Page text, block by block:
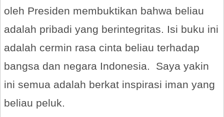
oleh Presiden membuktikan bahwa beliau
adalah pribadi yang berintegritas. Isi buku ini
adalah cermin rasa cinta beliau terhadap
bangsa dan negara Indonesia. Saya yakin
ini semua adalah berkat inspirasi iman yang
beliau peluk.